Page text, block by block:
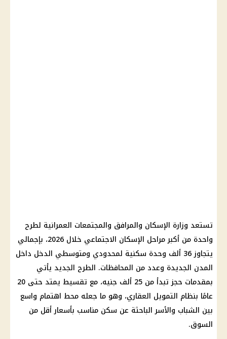
تستعد وزارة الإسكان والمرافق والمجتمعات العمرانية لطرح
واحدة من أكبر مراحل الإسكان الاجتماعي خلال 2026، بإجمالي
يتجاوز 36 ألف وحدة سكنية لمحدودي ومتوسطي الدخل داخل
المدن الجديدة وعدد من المحافظات. الطرح الجديد يأتي
بمقدمات حجز تبدأ من 25 ألف جنيه، مع تقسيط يمتد حتى 20
عامًا بنظام التمويل العقاري، وهو ما جعله محط اهتمام واسع
بين الشباب والأسر الباحثة عن سكن مناسب بأسعار أقل من
السوق.